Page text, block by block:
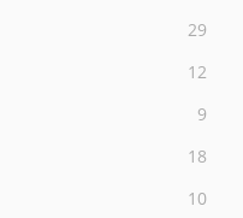
29
12
9
18
10